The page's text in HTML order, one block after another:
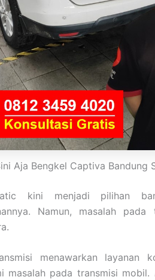
Aja Bengkel Captiva Bandung
kini menjadi pilihan
Namun, masalah
menawarkan layanan
masalah pada transmisi mobil.